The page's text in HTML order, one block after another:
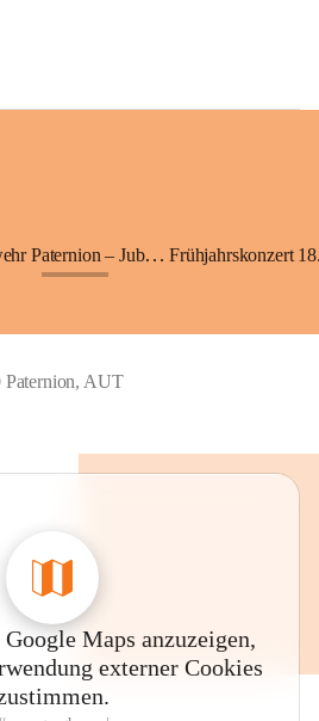
150 Jahre Freiwillige Feuerwehr Paternion – Jubiläumsfest Frühjahrskonzert
Paternion, AUT
Maps anzuzeigen,
externer Cookies